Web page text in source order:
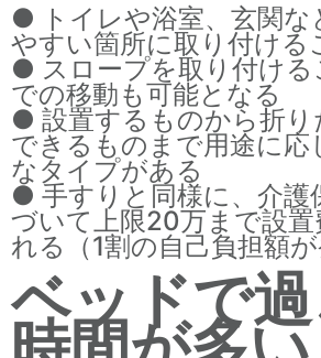
● トイレや浴室、玄関な
やすい箇所に取り付ける
● スロープを取り付ける
での移動も可能となる
● 設置するものから折り
できるものまで用途に応
なタイプがある
● 手すりと同様に、介護
づいて上限20万まで設置
れる（1割の自己負担額が
ベッドで